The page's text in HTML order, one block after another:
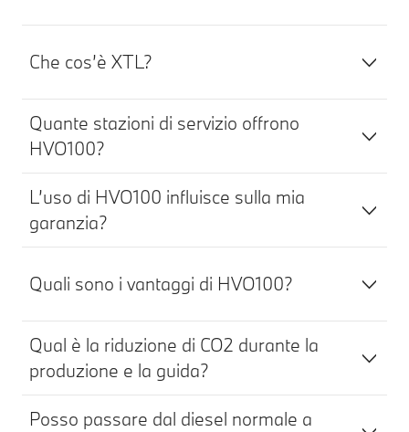
Che cos’è XTL?
Quante stazioni di servizio offrono
HVO100?​
L’uso di HVO100 influisce sulla mia
garanzia?
Quali sono i vantaggi di HVO100?​
Qual è la riduzione di CO2 durante la
produzione e la guida?​
Posso passare dal diesel normale a